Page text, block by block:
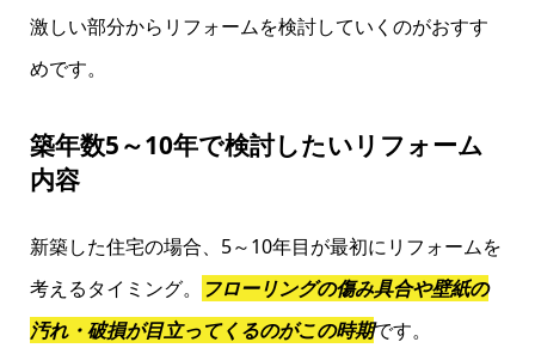
激しい部分からリフォームを検討していくのがおすす
めです。
築年数5～10年で検討したいリフォーム
内容
新築した住宅の場合、5～10年目が最初にリフォームを
考えるタイミング。
フローリングの傷み具合や壁紙の
汚れ・破損が目立ってくるのがこの時期です。